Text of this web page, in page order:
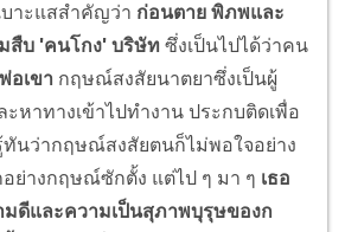
าะแสสำคัญว่า ก่อนตาย พิภพและ
สืบ 'คนโกง' บริษัท ซึ่งเป็นไปได้ว่าคน
อเขา กฤษณ์สงสัยนาตยาซึ่งเป็นผู้
หาทางเข้าไปทำงาน ประกบติดเพื่อ
ทันว่ากฤษณ์สงสัยตนก็ไม่พอใจอย่าง
ย่างกฤษณ์ซักตั้ง แต่ไป ๆ มา ๆ เธอ
ดีและความเป็นสุภาพบุรุษของก